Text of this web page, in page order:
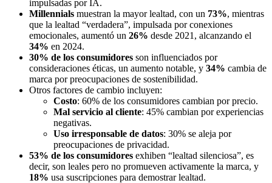
impulsadas por IA.
Millennials muestran la mayor lealtad, con un 73%, mientras
que la lealtad “verdadera”, impulsada por conexiones
emocionales, aumentó un 26% desde 2021, alcanzando el
34% en 2024.
30% de los consumidores son influenciados por
consideraciones éticas, un aumento notable, y 34% cambia de
marca por preocupaciones de sostenibilidad.
Otros factores de cambio incluyen:
Costo: 60% de los consumidores cambian por precio.
Mal servicio al cliente: 45% cambian por experiencias
negativas.
Uso irresponsable de datos: 30% se aleja por
preocupaciones de privacidad.
53% de los consumidores exhiben “lealtad silenciosa”, es
decir, son leales pero no promueven activamente la marca, y
18% usa suscripciones para demostrar lealtad.